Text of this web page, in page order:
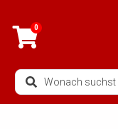
Inhalt
springen
0
Search
...